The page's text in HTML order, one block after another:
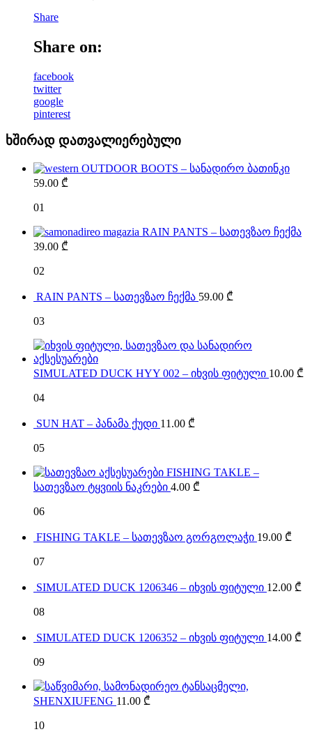
Share
Share on:
facebook
twitter
google
pinterest
ხშირად დათვალიერებული
OUTDOOR BOOTS – სანადირო ბათინკი
59.00 ₾
01
RAIN PANTS – სათევზაო ჩექმა
39.00 ₾
02
RAIN PANTS – სათევზაო ჩექმა 59.00 ₾
03
SIMULATED DUCK HYY 002 – იხვის ფიტული 10.00 ₾
04
SUN HAT – პანამა ქუდი 11.00 ₾
05
FISHING TAKLE –
სათევზაო ტყვიის ნაკრები 4.00 ₾
06
FISHING TAKLE – სათევზაო გორგოლაჭი 19.00 ₾
07
SIMULATED DUCK 1206346 – იხვის ფიტული 12.00 ₾
08
SIMULATED DUCK 1206352 – იხვის ფიტული 14.00 ₾
09
SHENXIUFENG 11.00 ₾
10